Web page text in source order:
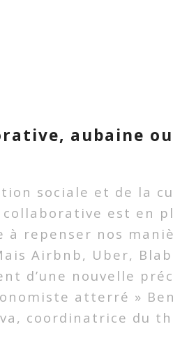
aubaine
sociale et de la
collaborative est en
à repenser nos
Airbnb, Uber,
d’une nouvelle
atterré »
coordinatrice du